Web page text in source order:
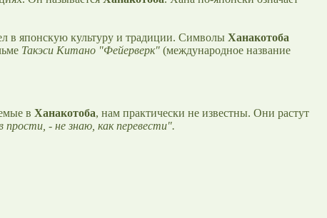
в японскую культуру и традиции. Символы Ханакотоба
Такэси Китано "Фейерверк" (международное название
в Ханакотоба, нам практически не известны. Они растут
- не знаю, как перевести".